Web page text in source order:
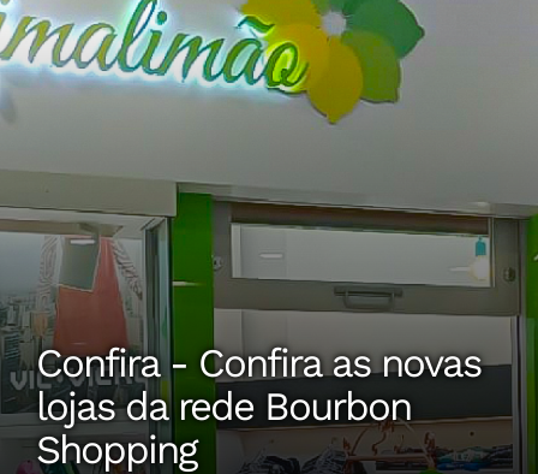
Confira - Confira as novas
lojas da rede Bourbon
Shopping